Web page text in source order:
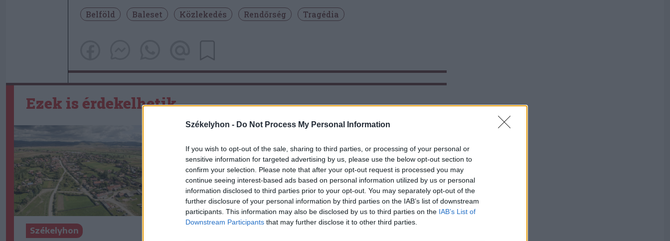
Székelyhon - Do Not Process My Personal Information
If you wish to opt-out of the sale, sharing to third parties, or processing of your personal or
sensitive information for targeted advertising by us, please use the below opt-out section to
confirm your selection. Please note that after your opt-out request is processed you may
continue seeing interest-based ads based on personal information utilized by us or personal
information disclosed to third parties prior to your opt-out. You may separately opt-out of the
further disclosure of your personal information by third parties on the IAB’s list of downstream
participants. This information may also be disclosed by us to third parties on the IAB’s List of
Downstream Participants that may further disclose it to other third parties.
Belföld Baleset Közlekedés Rendőrség Tragédia
Ezek is érdekelhetik
Székelyhon